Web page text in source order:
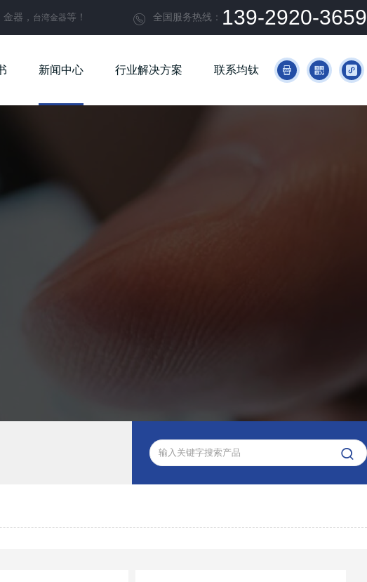
金器， 台湾金器等！  全国服务热线： 139-2920-3659
新闻中心 行业解决方案 联系均钛   
